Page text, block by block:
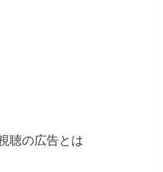
聴の広告とは